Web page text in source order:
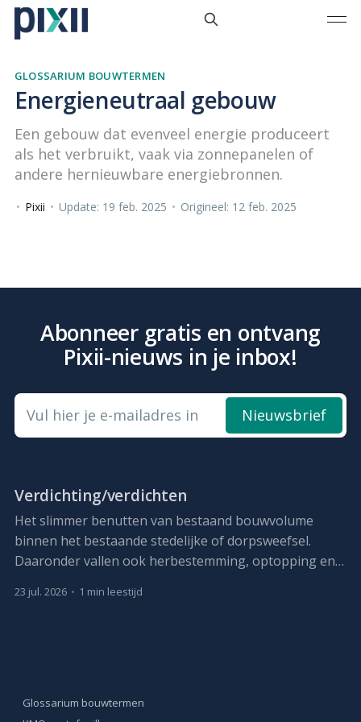
GLOSSARIUM BOUWTERMEN
Energieneutraal gebouw
Een gebouw dat evenveel energie produceert
als het verbruikt, vaak via zonnepanelen of
andere hernieuwbare energiebronnen.
• Pixii • Update: 19 feb. 2025 • Origineel: 12 feb. 2025
Abonneer gratis en ontvang
Pixii-nieuws in je inbox!
Vul hier je e-mailadres in Nieuwsbrief
Verdichting/verdichten
Het slimmer benutten van bestaand bouwvolume
binnen het bestaande stedelijke of dorpsweefsel.
Daaronder vallen ook herbestemming, optopping en,
23 jul. 2026 • 1 min leestijd
Glossarium bouwtermen